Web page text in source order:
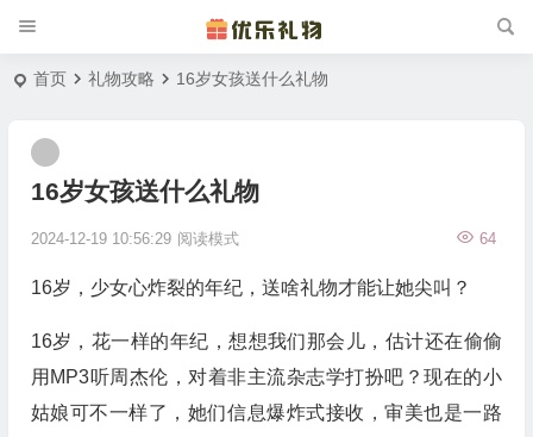
首页 礼物攻略 16岁女孩送什么礼物
16岁女孩送什么礼物
2024-12-19 10:56:29 64
阅读模式
16岁，少女心炸裂的年纪，送啥礼物才能让她尖叫？
16岁，花一样的年纪，想想我们那会儿，估计还在偷偷
用MP3听周杰伦，对着非主流杂志学打扮吧？现在的小
姑娘可不一样了，她们信息爆炸式接收，审美也是一路